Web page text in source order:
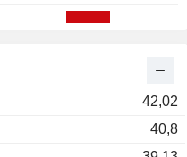
42,02
40,8